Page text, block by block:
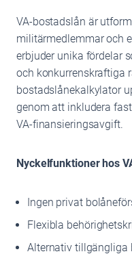
VA-bostadslån är
militärmedlemmar och
erbjuder unika fördelar
och konkurrenskraftiga
bostadslånekalkylator
genom att inkludera
VA-finansieringsavgift.
Nyckelfunktioner hos
Ingen privat
Flexibla
Alternativ tillgängliga